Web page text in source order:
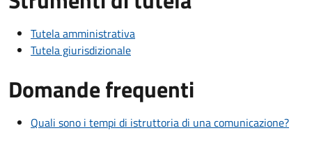
Tutela amministrativa
Tutela giurisdizionale
Domande frequenti
Quali sono i tempi di istruttoria di una comunicazione?